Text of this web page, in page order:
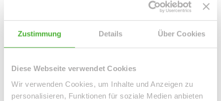
Zustimmung Details Über Cookies
Diese Webseite verwendet Cookies
Wir verwenden Cookies, um Inhalte und Anzeigen zu
personalisieren, Funktionen für soziale Medien anbieten
Des Weiteren gibt es ein separates Kellerabteil, welches
dem Mieter kostenfrei zur Nutzung zur Verfügung steht.
APIS Immobilien lädt Sie gerne auf eine Besichtigung ein!